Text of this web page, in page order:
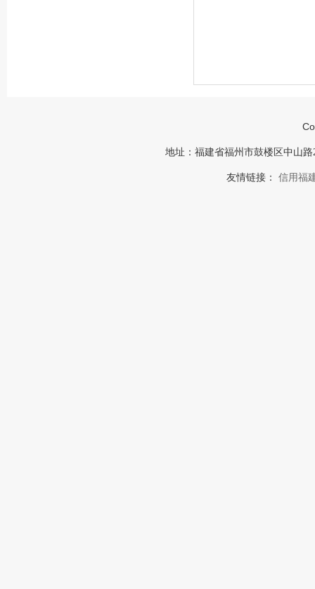
地址：福建省福州市鼓楼区中山
友情链接： 信用福